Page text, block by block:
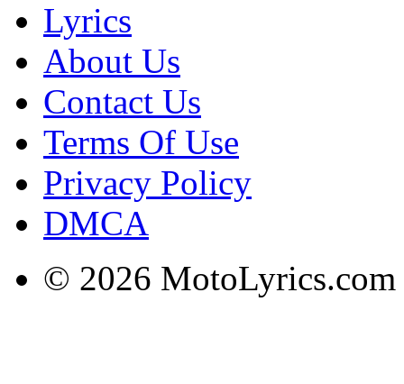
Lyrics
About Us
Contact Us
Terms Of Use
Privacy Policy
DMCA
© 2026 MotoLyrics.com